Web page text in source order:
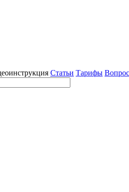
Статьи Тарифы